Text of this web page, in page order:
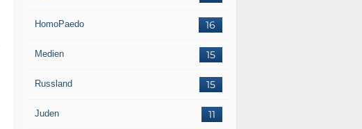
16
HomoPaedo
15
Medien
15
Russland
11
Juden